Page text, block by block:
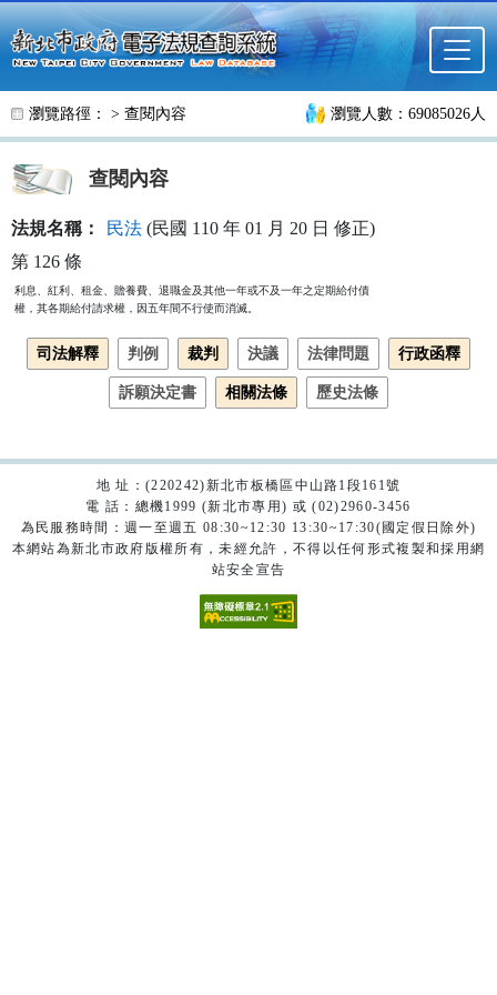
跳至主要內容
瀏覽路徑： > 查閱內容 瀏覽人數：69085026人
查閱內容
法規名稱： 民法 (民國 110 年 01 月 20 日 修正)
第 126 條
利息、紅利、租金、贍養費、退職金及其他一年或不及一年之定期給付債
權，其各期給付請求權，因五年間不行使而消滅。
司法解釋 判例 裁判 決議 法律問題 行政函釋
訴願決定書 相關法條 歷史法條
地 址：(220242)新北市板橋區中山路1段161號
電 話：總機1999 (新北市專用) 或 (02)2960-3456
為民服務時間：週一至週五 08:30~12:30 13:30~17:30(國定假日除外)
本網站為新北市政府版權所有，未經允許，不得以任何形式複製和採用網
站安全宣告